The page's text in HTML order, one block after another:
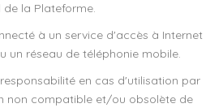
la Plateforme.
à un service d'accès à Internet
un réseau de téléphonie mobile.
en cas d'utilisation par
non compatible et/ou obsolète de